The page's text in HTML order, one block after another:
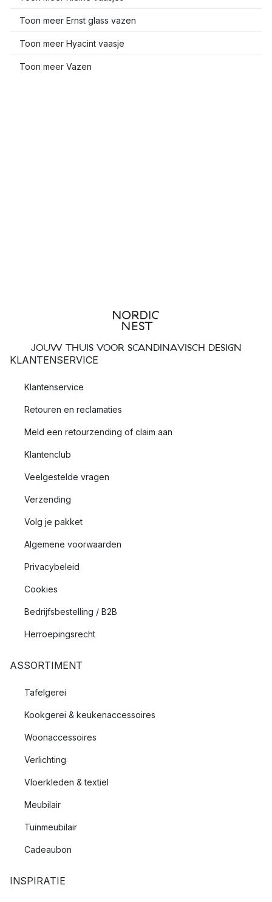
Toon meer Ernst glass vazen
Toon meer Hyacint vaasje
Toon meer Vazen
JOUW THUIS VOOR SCANDINAVISCH DESIGN
KLANTENSERVICE
Klantenservice
Retouren en reclamaties
Meld een retourzending of claim aan
Klantenclub
Veelgestelde vragen
Verzending
Volg je pakket
Algemene voorwaarden
Privacybeleid
Cookies
Bedrijfsbestelling / B2B
Herroepingsrecht
ASSORTIMENT
Tafelgerei
Kookgerei & keukenaccessoires
Woonaccessoires
Verlichting
Vloerkleden & textiel
Meubilair
Tuinmeubilair
Cadeaubon
INSPIRATIE